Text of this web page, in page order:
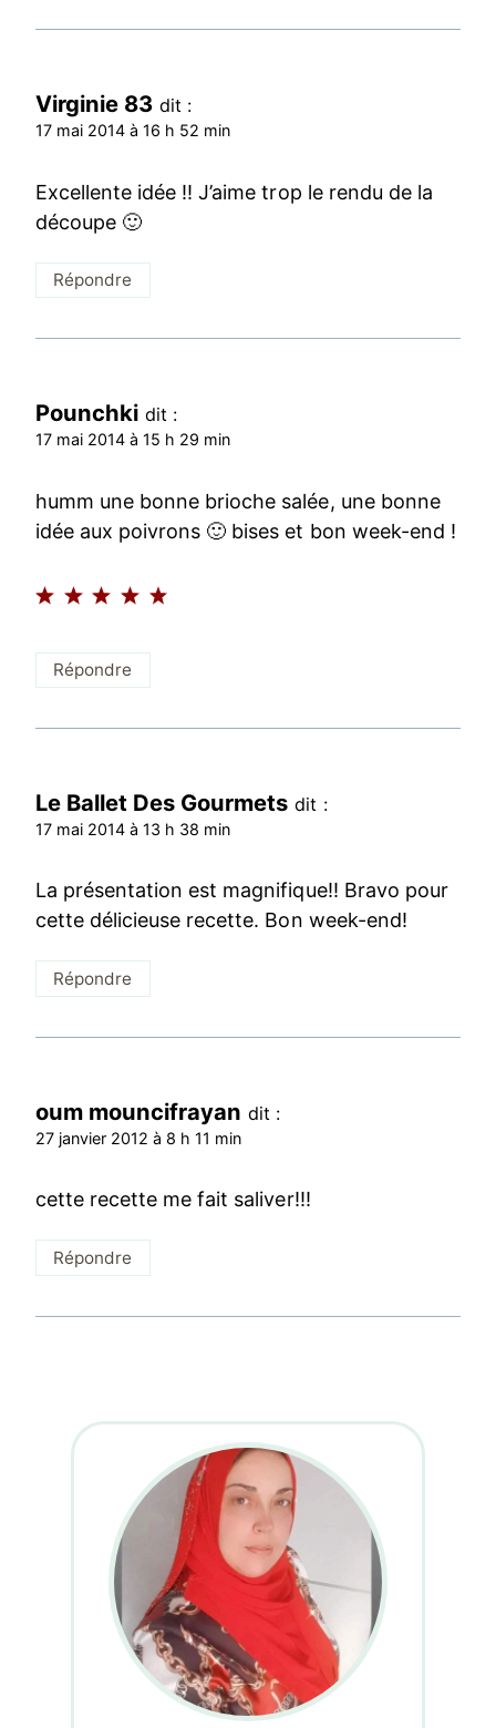
Virginie 83 dit :
17 mai 2014 à 16 h 52 min
Excellente idée !! J’aime trop le rendu de la
découpe 🙂
Répondre
Pounchki dit :
17 mai 2014 à 15 h 29 min
humm une bonne brioche salée, une bonne
idée aux poivrons 🙂 bises et bon week-end !
Répondre
Le Ballet Des Gourmets dit :
17 mai 2014 à 13 h 38 min
La présentation est magnifique!! Bravo pour
cette délicieuse recette. Bon week-end!
Répondre
oum mouncifrayan dit :
27 janvier 2012 à 8 h 11 min
cette recette me fait saliver!!!
Répondre